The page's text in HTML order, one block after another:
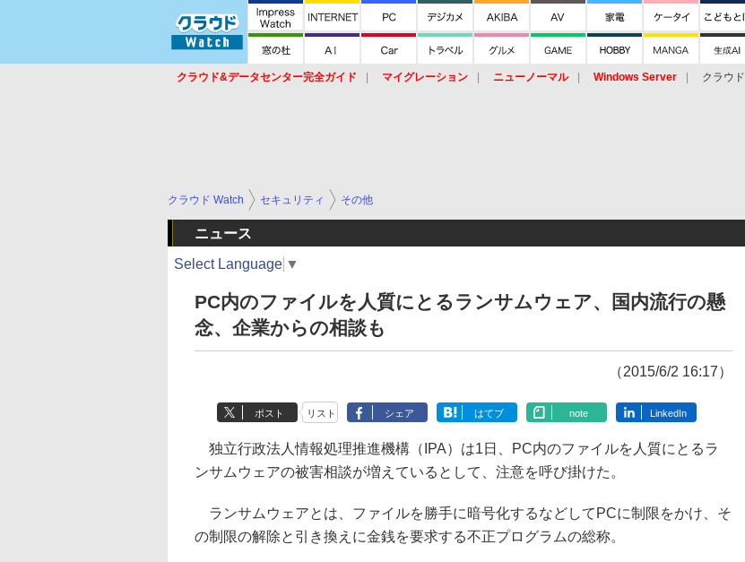
クラウド&データセンター完全ガイド マイグレーション ニューノーマル Windows Server クラウド
クラウド Watch セキュリティ その他
ニュース
Select Language ▼
PC内のファイルを人質にとるランサムウェア、国内流行の懸
念、企業からの相談も
（2015/6/2 16:17）
ポスト リスト シェア はてブ note LinkedIn
独立行政法人情報処理推進機構（IPA）は1日、PC内のファイルを人質にとるラ
ンサムウェアの被害相談が増えているとして、注意を呼び掛けた。
ランサムウェアとは、ファイルを勝手に暗号化するなどしてPCに制限をかけ、そ
の制限の解除と引き換えに金銭を要求する不正プログラムの総称。